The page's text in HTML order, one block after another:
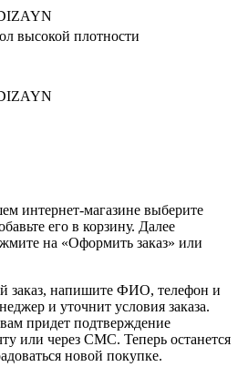
высокой плотности
интернет-магазине выберите
его в корзину. Далее
на «Оформить заказ» или
заказ, напишите ФИО, телефон и
и уточнит условия заказа.
придет подтверждение
или через СМС. Теперь останется
новой покупке.